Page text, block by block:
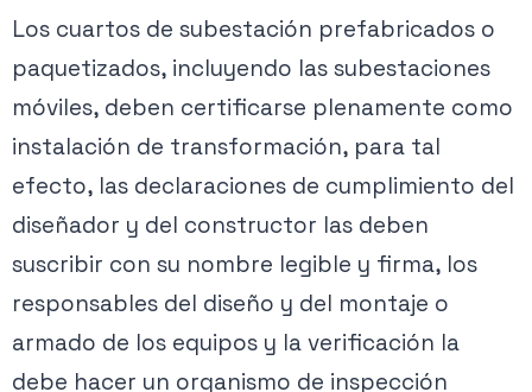
Los cuartos de subestación prefabricados o
paquetizados, incluyendo las subestaciones
móviles, deben certificarse plenamente como
instalación de transformación, para tal
efecto, las declaraciones de cumplimiento del
diseñador y del constructor las deben
suscribir con su nombre legible y firma, los
responsables del diseño y del montaje o
armado de los equipos y la verificación la
debe hacer un organismo de inspección